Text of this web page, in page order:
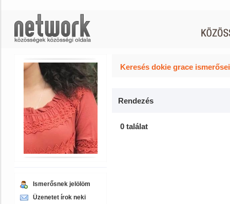
Ismerősnek jelölöm
Üzenetet írok neki
Keresés dokie grace
Rendezés
0 találat